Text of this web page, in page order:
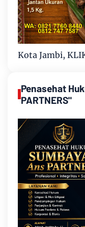
Kota Jambi,
Penasehat
PARTNERS"